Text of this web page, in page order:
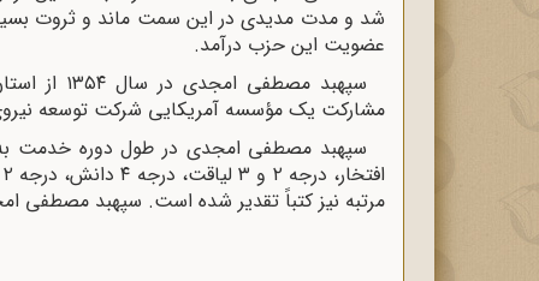
عضویت این حزب درآمد.
مشارکت یک مؤسسه آمریکایی شرکت توسعه نیروی
مرتبه نیز کتباً تقدیر شده است. سپهبد مصطفی امجدی در